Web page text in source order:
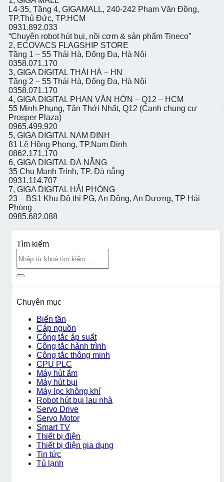
L4-35, Tầng 4, GIGAMALL, 240-242 Phạm Văn Đồng,
TP.Thủ Đức, TP.HCM
0931.892.033
“Chuyên robot hút bụi, nồi cơm & sản phẩm Tineco”
2, ECOVACS FLAGSHIP STORE
Tầng 1 – 55 Thái Hà, Đống Đa, Hà Nội
0358.071.170
3, GIGA DIGITAL THÁI HÀ – HN
Tầng 2 – 55 Thái Hà, Đống Đa, Hà Nội
0358.071.170
4, GIGA DIGITAL PHAN VĂN HỚN – Q12 – HCM
55 Minh Phụng, Tân Thới Nhất, Q12 (Cạnh chung cư
Prosper Plaza)
0965.499.920
5, GIGA DIGITAL NAM ĐỊNH
81 Lê Hồng Phong, TP.Nam Định
0862.171.170
6, GIGA DIGITAL ĐÀ NẴNG
35 Chu Mạnh Trinh, TP. Đà nẵng
0931.114.707
7, GIGA DIGITAL HẢI PHÒNG
23 – BS1 Khu Đô thị PG, An Đồng, An Dương, TP Hải
Phòng
0985.682.088
Tìm kiếm
Chuyên mục
Biến tần
Cáp nguồn
Công tắc áp suất
Công tắc hành trình
Công tắc thông minh
CPU PLC
Máy hút ẩm
Máy hút bụi
Máy lọc không khí
Robot hút bụi lau nhà
Servo Drive
Servo Motor
Smart TV
Thiết bị điện
Thiết bị điện gia dụng
Tin tức
Tủ lạnh